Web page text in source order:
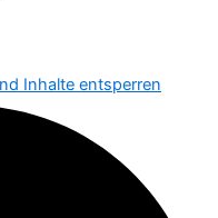
Inhalte entsperren